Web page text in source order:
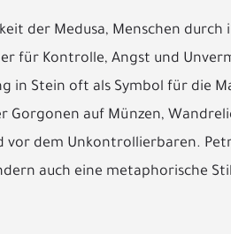
der Medusa, Menschen
für Kontrolle, Angst und
in Stein oft als Symbol für die
Gorgonen auf Münzen,
vor dem Unkontrollierbaren.
auch eine metaphorische